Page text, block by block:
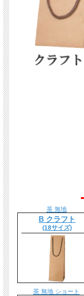
茶 無地
B クラフト
(18サイズ)
茶 無地 ショート